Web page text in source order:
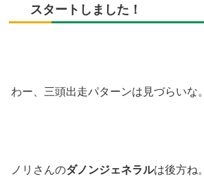
スタートしました！
わー、三頭出走パターンは見づらいな。
ノリさんのダノンジェネラルは後方ね。